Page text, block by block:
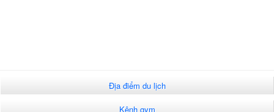
Địa điểm du lịch
Kênh gym